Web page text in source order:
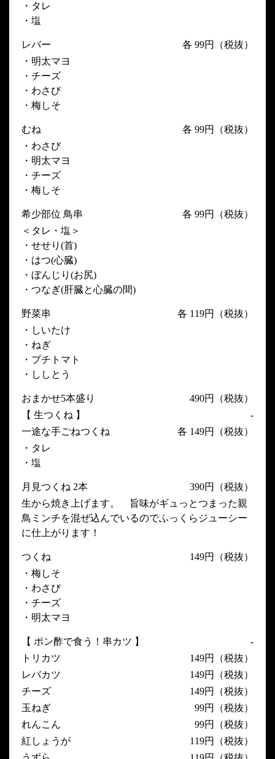
・タレ
・塩
レバー
各 99円（税抜）
・明太マヨ
・チーズ
・わさび
・梅しそ
むね
各 99円（税抜）
・わさび
・明太マヨ
・チーズ
・梅しそ
希少部位 鳥串
各 99円（税抜）
＜タレ・塩＞
・せせり(首)
・はつ(心臓)
・ぼんじり(お尻)
・つなぎ(肝臓と心臓の間)
野菜串
各 119円（税抜）
・しいたけ
・ねぎ
・プチトマト
・ししとう
おまかせ5本盛り
490円（税抜）
【 生つくね 】
-
一途な手ごねつくね
各 149円（税抜）
・タレ
・塩
月見つくね 2本
390円（税抜）
生から焼き上げます。 旨味がギュっとつまった親
鳥ミンチを混ぜ込んでいるのでふっくらジューシー
に仕上がります！
つくね
149円（税抜）
・梅しそ
・わさび
・チーズ
・明太マヨ
【 ポン酢で食う！串カツ 】
-
トリカツ
149円（税抜）
レバカツ
149円（税抜）
チーズ
149円（税抜）
玉ねぎ
99円（税抜）
れんこん
99円（税抜）
紅しょうが
119円（税抜）